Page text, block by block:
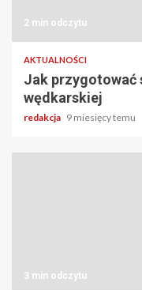
2 min odczytu
AKTUALNOŚCI
Jak przygotować
wędkarskiej
redakcja 9 miesięcy temu
3 min odczytu